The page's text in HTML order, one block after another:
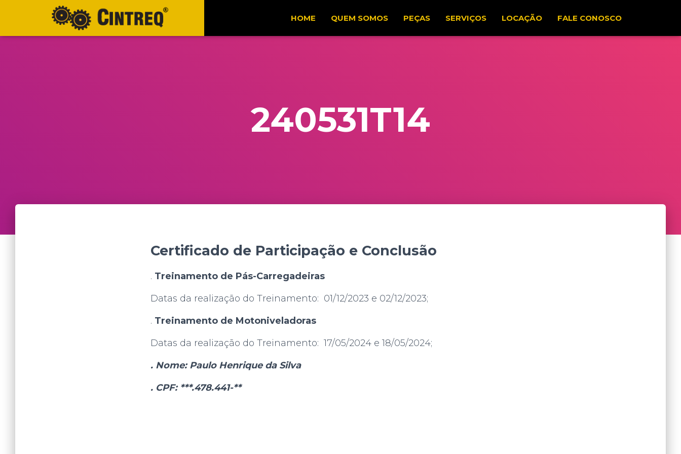
HOME QUEM SOMOS PEÇAS SERVIÇOS LOCAÇÃO FALE CONOSCO
240531T14
Certificado de Participação e Conclusão
. Treinamento de Pás-Carregadeiras
Datas da realização do Treinamento: 01/12/2023 e 02/12/2023;
. Treinamento de Motoniveladoras
Datas da realização do Treinamento: 17/05/2024 e 18/05/2024;
. Nome: Paulo Henrique da Silva
. CPF: ***.478.441-**